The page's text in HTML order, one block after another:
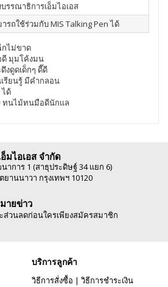
บรรณาธิการเอ็มไอเอส
รถใช้ร่วมกับ MIS Talking Pen ได้
ไม่ขาด
ดี มุมโค้งมน
งดูดเด็กๆ ดี๊ดี
รียนรู้ มีคำกลอน
ได้
ทนไม้ทนมือดีนักแล
มไอเอส จำกัด
าการ 1 (สาธุประดิษฐ์ 34 แยก 6)
ยานนาวา กรุงเทพฯ 10120
ายข่าว
วนลดก่อนใครเพียงสมัครสมาชิก
บริการลูกค้า
วิธีการสั่งซื้อ | วิธีการชำระเงิน